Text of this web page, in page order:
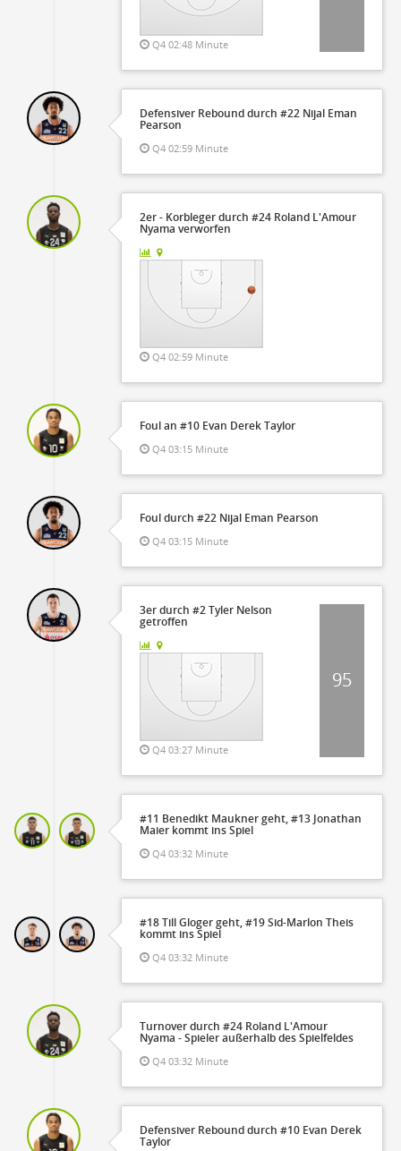
Q4 02:48 Minute
Defensiver Rebound durch #22 Nijal Eman
Pearson
Q4 02:59 Minute
2er - Korbleger durch #24 Roland L'Amour
Nyama verworfen
Q4 02:59 Minute
Foul an #10 Evan Derek Taylor
Q4 03:15 Minute
Foul durch #22 Nijal Eman Pearson
Q4 03:15 Minute
3er durch #2 Tyler Nelson
getroffen
Q4 03:27 Minute
95
#11 Benedikt Maukner geht, #13 Jonathan
Maier kommt ins Spiel
Q4 03:32 Minute
#18 Till Gloger geht, #19 Sid-Marlon Theis
kommt ins Spiel
Q4 03:32 Minute
Turnover durch #24 Roland L'Amour
Nyama - Spieler außerhalb des Spielfeldes
Q4 03:32 Minute
Defensiver Rebound durch #10 Evan Derek
Taylor